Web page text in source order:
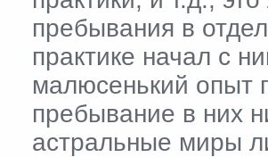
пребывания в
практике начал с
малюсенький опыт
пребывание в них
астральные миры